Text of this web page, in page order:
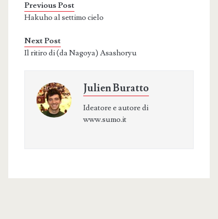
Previous Post
Hakuho al settimo cielo
Next Post
Il ritiro di (da Nagoya) Asashoryu
Julien Buratto
Ideatore e autore di
www.sumo.it